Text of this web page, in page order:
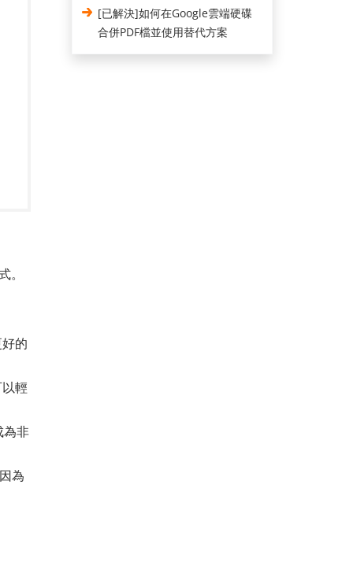
的
輕
為非
為
[已解決]如何在Google雲端硬碟
合併PDF檔並使用替代方案